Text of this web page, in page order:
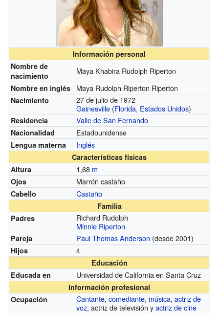
Información personal
Nombre de
nacimiento
Maya Khabira Rudolph Riperton
Nombre en inglés Maya Rudolph Riperton Riperton
Nacimiento
27 de julio de 1972
Gainesville (Florida, Estados Unidos)
Residencia Valle de San Fernando
Nacionalidad Estadounidense
Lengua materna Inglés
Características físicas
Altura
1,68 m
Ojos Marrón castaño
Cabello Castaño
Familia
Padres
Richard Rudolph
Minnie Riperton
Pareja Paul Thomas Anderson (desde 2001)
Hijos 4
Educación
Educada en
Universidad de California en Santa Cruz
Información profesional
Ocupación
Cantante,comediante, música,actriz de
voz, actriz de televisión yactriz de cine